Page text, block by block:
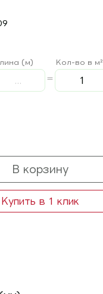
(м) Кол-во в м²
В корзину
Купить в 1 клик